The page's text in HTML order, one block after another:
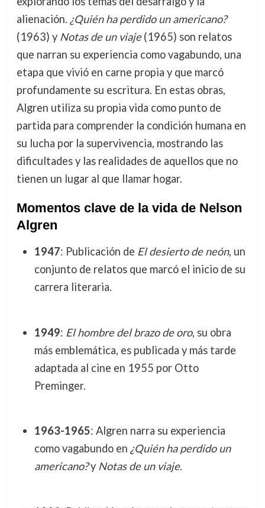
alienación. ¿Quién ha perdido un americano?
(1963) y Notas de un viaje(1965) son relatos
que narran su experiencia como vagabundo, una
etapa que vivió en carne propia y que marcó
profundamente su escritura. En estas obras,
Algren utiliza su propia vida como punto de
partida para comprender la condición humana en
su lucha por la supervivencia, mostrando las
dificultades y las realidades de aquellos que no
tienen un lugar al que llamar hogar.
Momentos clave de la vida de Nelson
Algren
1947: Publicación de El desierto de neón, un
conjunto de relatos que marcó el inicio de su
carrera literaria.
1949: El hombre del brazo de oro, su obra
más emblemática, es publicada y más tarde
adaptada al cine en 1955 por Otto
Preminger.
1963-1965: Algren narra su experiencia
como vagabundo en ¿Quién ha perdido un
americano?y Notas de un viaje.